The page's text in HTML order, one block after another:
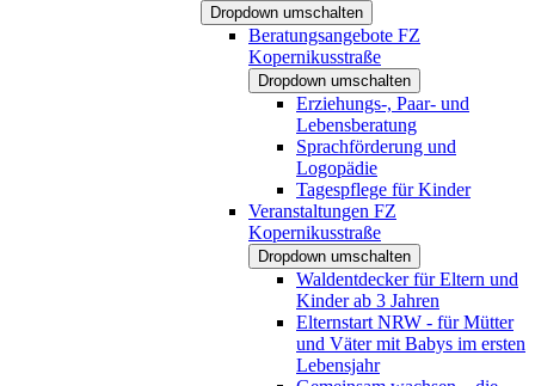
Dropdown umschalten
Beratungsangebote FZ
Kopernikusstraße
Dropdown umschalten
Erziehungs-, Paar- und
Lebensberatung
Sprachförderung und
Logopädie
Tagespflege für Kinder
Veranstaltungen FZ
Kopernikusstraße
Dropdown umschalten
Waldentdecker für Eltern und
Kinder ab 3 Jahren
Elternstart NRW - für Mütter
und Väter mit Babys im ersten
Lebensjahr